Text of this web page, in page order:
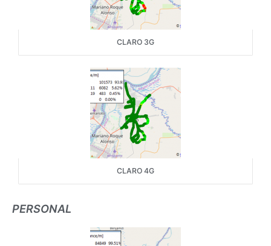
CLARO 3G
CLARO 4G
PERSONAL